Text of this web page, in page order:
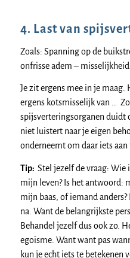
4. Last van
Zoals: Spanning op de
onfrisse adem – misselijkheid.
Je zit ergens mee in je
ergens kotsmisselijk van …
spijsverteringsorganen duidt
niet luistert naar je eigen
onderneemt om daar iets aan
Tip: Stel jezelf de vraag: Wie
mijn leven? Is het antwoord:
mijn baas, of iemand anders?
na. Want de belangrijkste
Behandel jezelf dus ook zo.
egoïsme. Want want pas
kun je echt iets te betekenen